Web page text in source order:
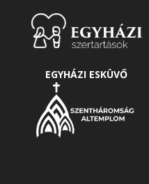
EGYHÁZI ESKÜVŐ